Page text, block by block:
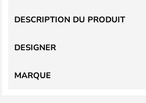
DESCRIPTION DU PRODUIT
DESIGNER
MARQUE